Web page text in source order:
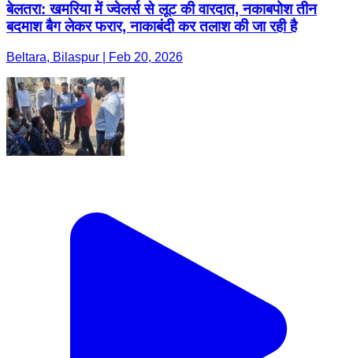
बेलतरा: खमरिया में ज्वेलर्स से लूट की वारदात, नकाबपोश तीन
बदमाश बैग लेकर फरार, नाकाबंदी कर तलाश की जा रही है
Beltara, Bilaspur | Feb 20, 2026